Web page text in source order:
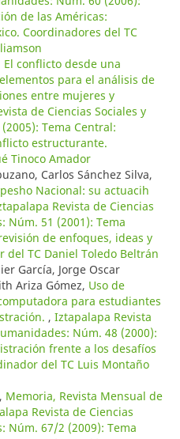
de las Américas:
Coordinadores del TC
El conflicto desde una
para el análisis de
entre mujeres y
de Ciencias Sociales y
Tema Central:
estructurante.
Tinoco Amador
Carlos Sánchez Silva,
Nacional: su actuacih
Revista de Ciencias
Núm. 51 (2001): Tema
de enfoques, ideas y
del TC Daniel Toledo Beltrán
García, Jorge Oscar
Ariza Gómez, Uso de
para estudiantes
, Iztapalapa Revista
Núm. 48 (2000):
frente a los desafíos
del TC Luis Montaño
Memoria, Revista Mensual de
Revista de Ciencias
Núm. 67/2 (2009): Tema